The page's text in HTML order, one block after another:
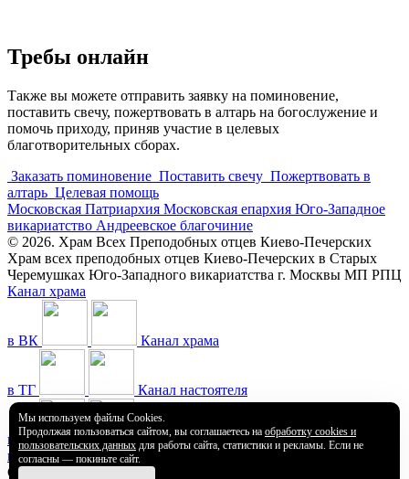
Требы онлайн
Также вы можете отправить заявку на поминовение,
поставить свечу, пожертвовать в алтарь на богослужение и
помочь приходу, приняв участие в целевых
благотворительных сборах.
Заказать поминовение Поставить свечу Пожертвовать в
алтарь Целевая помощь
Московская Патриархия Московская епархия Юго-Западное
викариатство Андреевское благочиние
© 2026. Храм Всех Преподобных отцев Киево-Печерских
Храм всех преподобных отцев Киево-Печерских в Старых
Черемушках Юго-Западного викариатства г. Москвы МП РПЦ
Канал храма
в ВК Канал храма
в ТГ Канал настоятеля
в ТГ
Канал храма
на YouTube
Старый сайт в архиве и доступен по ссылке
Мы используем файлы Cookies.
Продолжая пользоваться сайтом, вы соглашаетесь на обработку cookies и
пользовательских данных для работы сайта, статистики и рекламы. Если не
согласны — покиньте сайт.